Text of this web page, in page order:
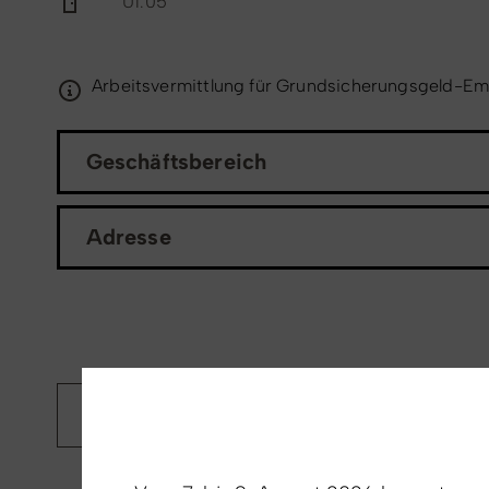
Arbeitsvermittlung für Grundsicherungsgeld-
Geschäftsbereich
Adresse